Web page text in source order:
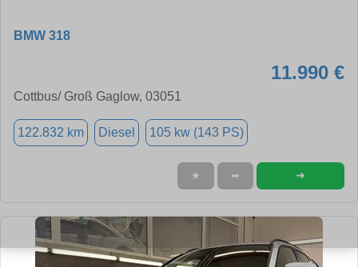
BMW 318
11.990 €
Cottbus/ Groß Gaglow, 03051
122.832 km Diesel 105 kw (143 PS)
★ ➦ ➜